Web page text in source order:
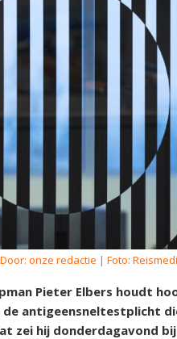
onze redactie | Foto:
Pieter Elbers houdt
de antigeensneltestplicht
zei hij donderdagavond